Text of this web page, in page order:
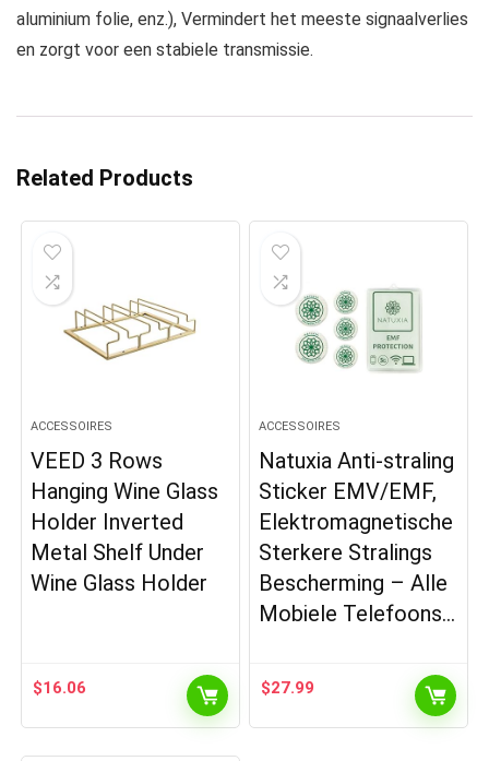
aluminium folie, enz.), Vermindert het meeste signaalverlies
en zorgt voor een stabiele transmissie.
Related Products
ACCESSOIRES
VEED 3 Rows
Hanging Wine Glass
Holder Inverted
Metal Shelf Under
Wine Glass Holder
$16.06
ACCESSOIRES
Natuxia Anti-straling
Sticker EMV/EMF,
Elektromagnetische
Sterkere Stralings
Bescherming – Alle
Mobiele Telefoons…
$27.99